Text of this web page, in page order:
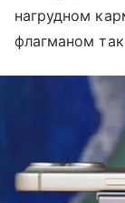
нагрудном
флагманом